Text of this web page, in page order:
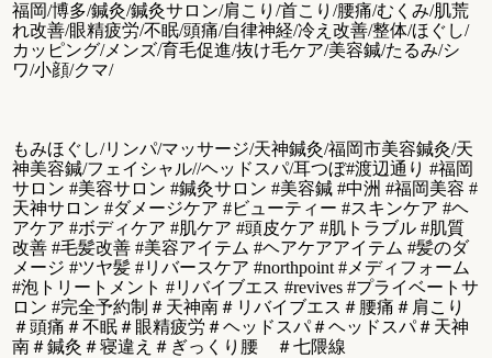
福岡/博多/鍼灸/鍼灸サロン/肩こり/首こり/腰痛/むくみ/肌荒
れ改善/眼精疲労/不眠/頭痛/自律神経/冷え改善/整体/ほぐし/
カッピング/メンズ/育毛促進/抜け毛ケア/美容鍼/たるみ/シ
ワ/小顔/クマ/
もみほぐし/リンパ/マッサージ/天神鍼灸/福岡市美容鍼灸/天
神美容鍼/フェイシャル//ヘッドスパ/耳つぼ#渡辺通り #福岡
サロン #美容サロン #鍼灸サロン #美容鍼 #中洲 #福岡美容 #
天神サロン #ダメージケア #ビューティー #スキンケア #ヘ
アケア #ボディケア #肌ケア #頭皮ケア #肌トラブル #肌質
改善 #毛髪改善 #美容アイテム #ヘアケアアイテム #髪のダ
メージ #ツヤ髪 #リバースケア #northpoint #メディフォーム
#泡トリートメント #リバイブエス #revives #プライベートサ
ロン #完全予約制＃天神南＃リバイブエス＃腰痛＃肩こり
＃頭痛＃不眠＃眼精疲労＃ヘッドスパ＃ヘッドスパ＃天神
南＃鍼灸＃寝違え＃ぎっくり腰 ＃七隈線